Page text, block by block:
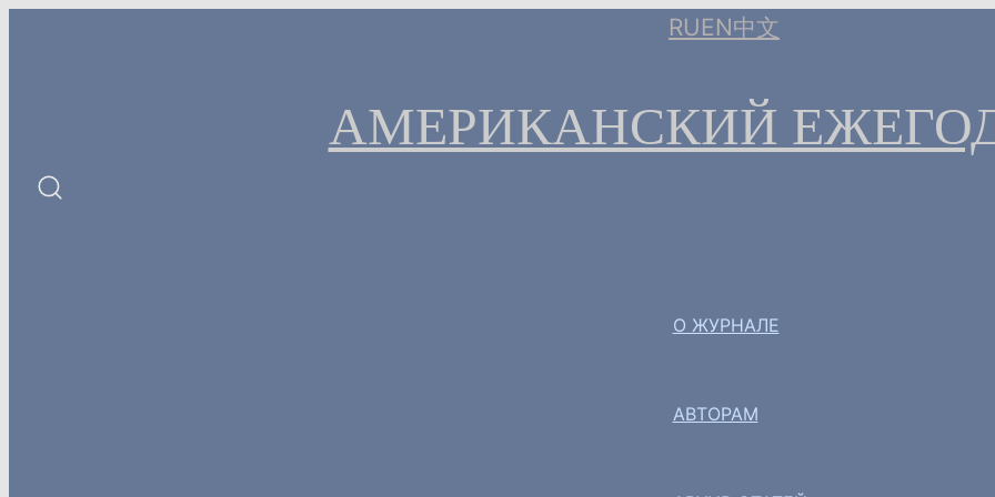
RUEN中文
АМЕРИКАНСКИЙ
О ЖУРНАЛЕ
АВТОРАМ